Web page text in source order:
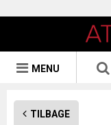
MENU
TILBAGE